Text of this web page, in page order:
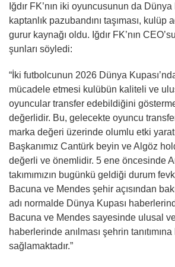
Iğdır FK’nın iki oyuncusunun da Dünya
kaptanlık pazubandını taşıması, kulüp
gurur kaynağı oldu. Iğdır FK’nın
şunları söyledi:
“İki futbolcunun 2026 Dünya
mücadele etmesi kulübün kaliteli ve
oyuncular transfer edebildiğini
değerlidir. Bu, gelecekte oyuncu
marka değeri üzerinde olumlu etki
Başkanımız Cantürk beyin ve Algöz
değerli ve önemlidir. 5 ene öncesinde
takımımızın bugünkü geldiği durum
Bacuna ve Mendes şehir açısından
adı normalde Dünya Kupası
Bacuna ve Mendes sayesinde ulusal
haberlerinde anılması şehrin tanıtımına
sağlamaktadır.”